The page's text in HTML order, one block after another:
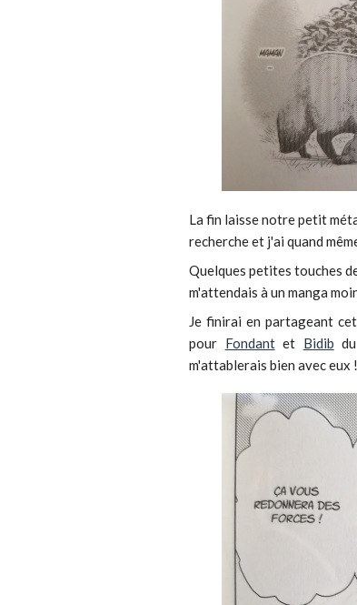
La fin laisse notre petit
recherche et j'ai quand
Quelques petites touches
m'attendais à un manga
Je finirai en partageant
pour Fondantet Bidib
m'attablerais bien avec eux !